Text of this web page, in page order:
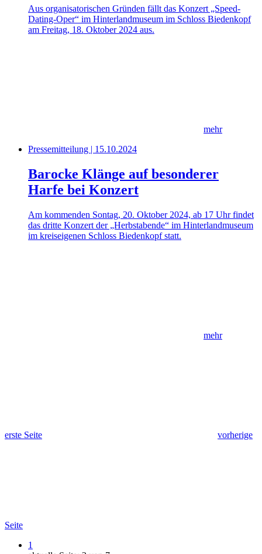
Aus organisatorischen Gründen fällt das Konzert „Speed-
Dating-Oper“ im Hinterlandmuseum im Schloss Biedenkopf
am Freitag, 18. Oktober 2024 aus.
mehr
Pressemitteilung | 15.10.2024
Barocke Klänge auf besonderer
Harfe bei Konzert
Am kommenden Sontag, 20. Oktober 2024, ab 17 Uhr findet
das dritte Konzert der „Herbstabende“ im Hinterlandmuseum
im kreiseigenen Schloss Biedenkopf statt.
mehr
erste Seite vorherige
Seite
1